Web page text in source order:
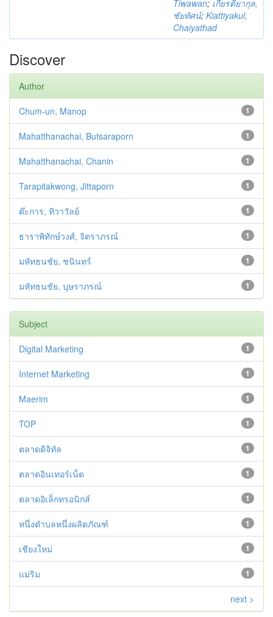
Tiwawan; เกียรติยากุล,
ชัยทัศน์; Kiattiyakul,
Chaiyathad
Discover
Author
1
Chum-un, Manop
1
Mahatthanachai, Butsaraporn
1
Mahatthanachai, Chanin
1
Tarapitakwong, Jittaporn
1
ต๊ะการ, ทิวาวัลย์
1
ธาราพิทักษ์วงศ์, จิตราภรณ์
1
มหัทธนชัย, ชนินทร์
1
มหัทธนชัย, บุษราภรณ์
Subject
1
Digital Marketing
1
Internet Marketing
1
Maerim
1
TOP
1
ตลาดดิจิทัล
1
ตลาดอินเทอร์เน็ต
1
ตลาดอิเล็กทรอนิกส์
1
หนึ่งตำบลหนึ่งผลิตภัณฑ์
1
เชียงใหม่
1
แม่ริม
next >